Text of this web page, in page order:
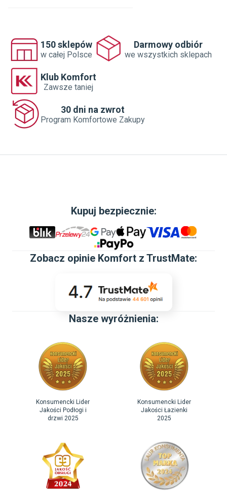
150 sklepów
w całej Polsce
Darmowy odbiór
we wszystkich sklepach
Klub Komfort
Zawsze taniej
30 dni na zwrot
Program Komfortowe Zakupy
Kupuj bezpiecznie:
Zobacz opinie Komfort z TrustMate:
Nasze wyróżnienia:
Konsumencki Lider
Jakości Podłogi i
drzwi 2025
Konsumencki Lider
Jakości Łazienki
2025